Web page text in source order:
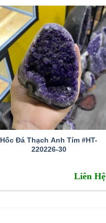
Hốc Đá Thạch Anh Tím #HT-
220226-30
Liên Hệ